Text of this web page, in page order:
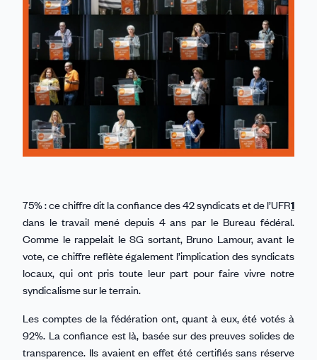
75% : ce chiffre dit la confiance des 42 syndicats et de l’UFR1
dans le travail mené depuis 4 ans par le Bureau fédéral.
Comme le rappelait le SG sortant, Bruno Lamour, avant le
vote, ce chiffre reflète également l’implication des syndicats
locaux, qui ont pris toute leur part pour faire vivre notre
syndicalisme sur le terrain.
Les comptes de la fédération ont, quant à eux, été votés à
92%. La confiance est là, basée sur des preuves solides de
transparence. Ils avaient en effet été certifiés sans réserve